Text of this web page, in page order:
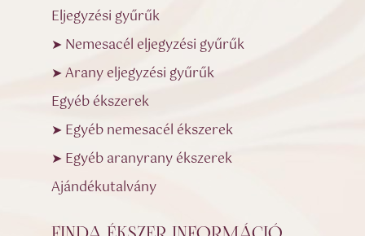
Eljegyzési gyűrűk
➤ Nemesacél eljegyzési gyűrűk
➤ Arany eljegyzési gyűrűk
Egyéb ékszerek
➤ Egyéb nemesacél ékszerek
➤ Egyéb aranyrany ékszerek
Ajándékutalvány